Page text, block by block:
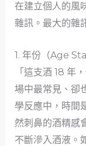
在建立個人的風
雜訊。最大的雜
1. 年份（Age
「這支酒 18 年
場中最常見、卻
學反應中，時間
然刺鼻的酒精感
不斷滲入酒液。